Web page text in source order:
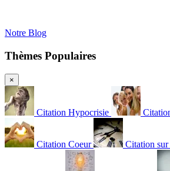
Notre Blog
Thèmes Populaires
×
Citation Hypocrisie
Citation Coeur Citation sur